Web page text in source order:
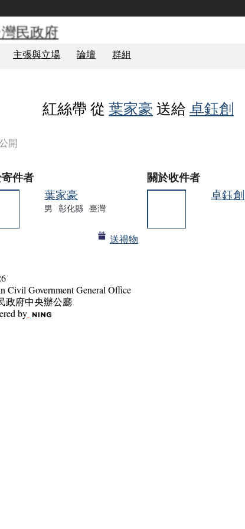
主張與立場 論壇 群組
開
紅絲帶 從 葉家豪 送給 卓鈺創
寄件者
葉家豪
男 彰化縣 臺灣
送禮物
關於收件者
卓鈺創
Civil Government General Office
政府中央辦公廳
by